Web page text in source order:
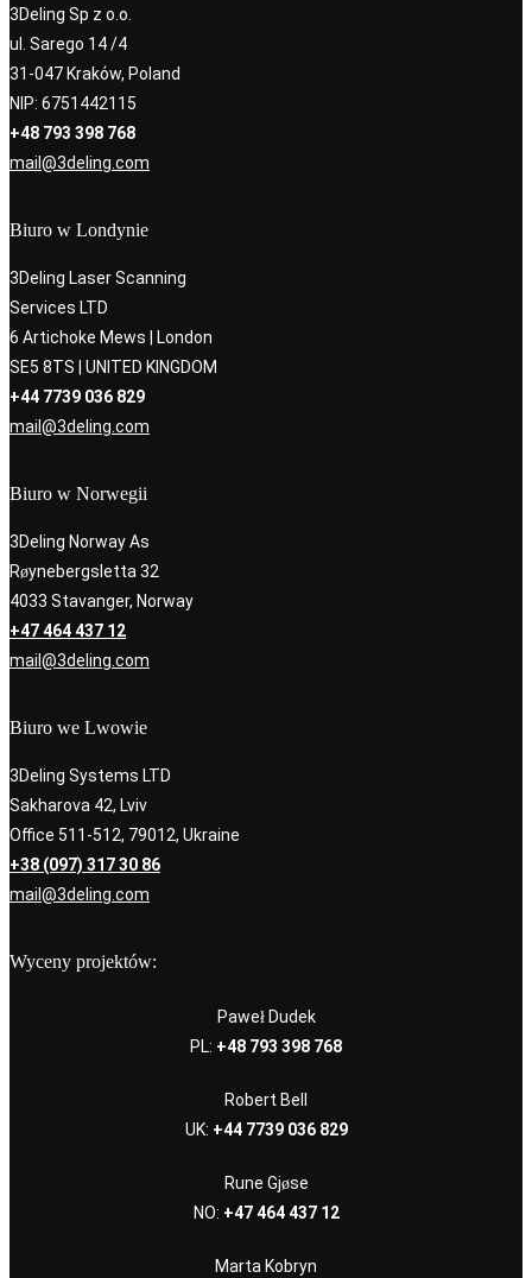
3Deling Sp z o.o.
ul. Sarego 14 /4
31-047 Kraków, Poland
NIP: 6751442115
+48 793 398 768
mail@3deling.com
Biuro w Londynie
3Deling Laser Scanning
Services LTD
6 Artichoke Mews | London
SE5 8TS | UNITED KINGDOM
+44 7739 036 829
mail@3deling.com
Biuro w Norwegii
3Deling Norway As
Røynebergsletta 32
4033 Stavanger, Norway
+47 464 437 12
mail@3deling.com
Biuro we Lwowie
3Deling Systems LTD
Sakharova 42, Lviv
Office 511-512, 79012, Ukraine
+38 (097) 317 30 86
mail@3deling.com
Wyceny projektów:
Paweł Dudek
PL: +48 793 398 768
Robert Bell
UK: +44 7739 036 829
Rune Gjøse
NO: +47 464 437 12
Marta Kobryn